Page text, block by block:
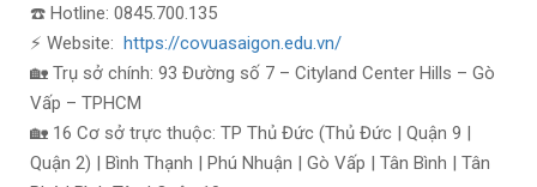
☎️ Hotline: 0845.700.135
⚡ Website: https://covuasaigon.edu.vn/
🏡 Trụ sở chính: 93 Đường số 7 – Cityland Center Hills – Gò
Vấp – TPHCM
🏡 16 Cơ sở trực thuộc: TP Thủ Đức (Thủ Đức | Quận 9 |
Quận 2) | Bình Thạnh | Phú Nhuận | Gò Vấp | Tân Bình | Tân